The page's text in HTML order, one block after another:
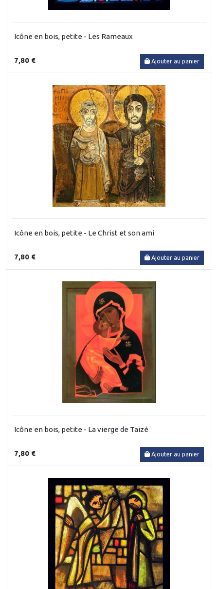
Icône en bois, petite - Les Rameaux
7,80 € Ajouter au panier
Icône en bois, petite - Le Christ et son ami
7,80 € Ajouter au panier
Icône en bois, petite - La vierge de Taizé
7,80 € Ajouter au panier